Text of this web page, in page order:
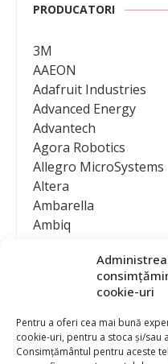
cookie-uri
Pentru a oferi cea mai bună
cookie-uri, pentru a stoca și/
Consimțământul pentru aceste
PRODUCATORI
3M
AAEON
Adafruit Industries
Advanced Energy
Advantech
Agora Robotics
Allegro MicroSystems
Altera
Ambarella
Ambiq
Analog Devices
Anritsu Corporation
Ansys
APS
Arduino